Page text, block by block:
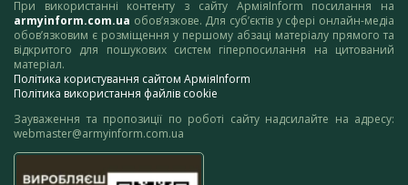
При використанні контенту з сайту АрміяInform посилання на
armyinform.com.ua обов’язкове. Для суб’єктів у сфері онлайн-медіа
обов’язковим є розміщення у першому абзаці матеріалу прямого та
відкритого для пошукових систем гіперпосилання на цитований
матеріал.
Політика користування сайтом АрміяInform
Політика використання файлів cookie
Зауваження та пропозиції по роботі сайту надсилайте на адресу:
webmaster@armyinform.com.ua